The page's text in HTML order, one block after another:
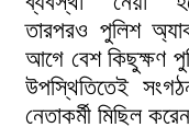
তারপরও পুলিশ
আগে বেশ কিছুক্ষণ
উপস্থিতিতেই
নেতাকর্মী মিছিল